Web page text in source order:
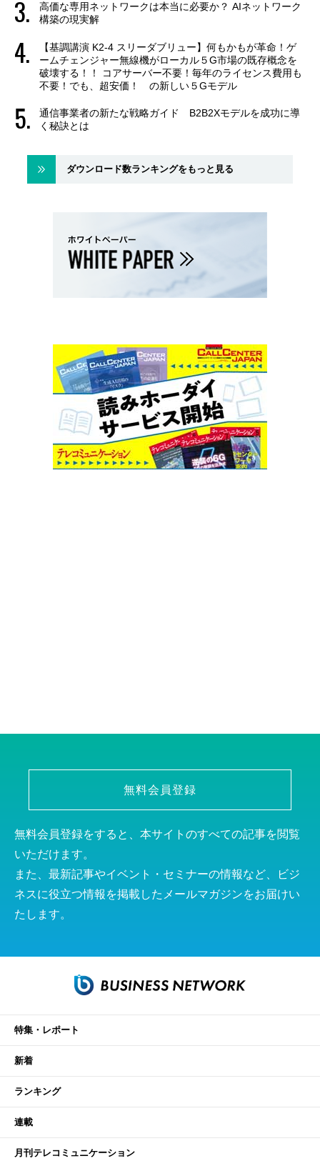
高価な専用ネットワークは本当に必要か？ AIネットワーク
構築の現実解
【基調講演 K2-4 スリーダブリュー】何もかもが革命！ゲ
ームチェンジャー無線機がローカル５G市場の既存概念を
破壊する！！ コアサーバー不要！毎年のライセンス費用も
不要！でも、超安価！ の新しい５Gモデル
通信事業者の新たな戦略ガイド B2B2Xモデルを成功に導
く秘訣とは
ダウンロード数ランキングをもっと見る
無料会員登録
無料会員登録をすると、本サイトのすべての記事を閲覧
いただけます。
また、最新記事やイベント・セミナーの情報など、ビジ
ネスに役立つ情報を掲載したメールマガジンをお届けい
たします。
特集・レポート
新着
ランキング
連載
月刊テレコミュニケーション